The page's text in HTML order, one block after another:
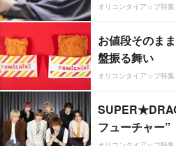
オリコンタイアップ特集
お値段そのま
盤振る舞い
オリコンタイアップ特集
フューチャー”